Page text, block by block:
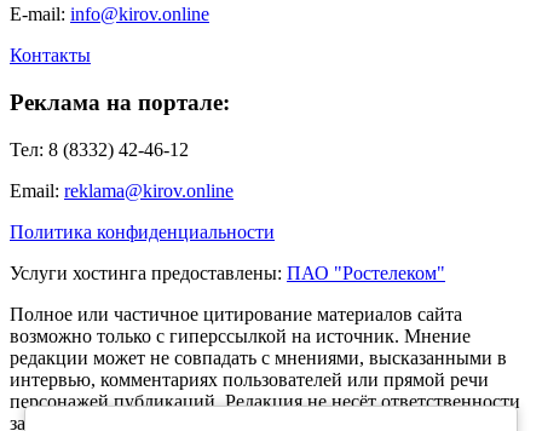
E-mail: info@kirov.online
Контакты
Реклама на портале:
Тел: 8 (8332) 42-46-12
Email: reklama@kirov.online
Политика конфиденциальности
Услуги хостинга предоставлены: ПАО "Ростелеком"
Полное или частичное цитирование материалов сайта
возможно только с гиперссылкой на источник. Мнение
редакции может не совпадать с мнениями, высказанными в
интервью, комментариях пользователей или прямой речи
персонажей публикаций. Редакция не несёт ответственности
за текст комментариев читателей.